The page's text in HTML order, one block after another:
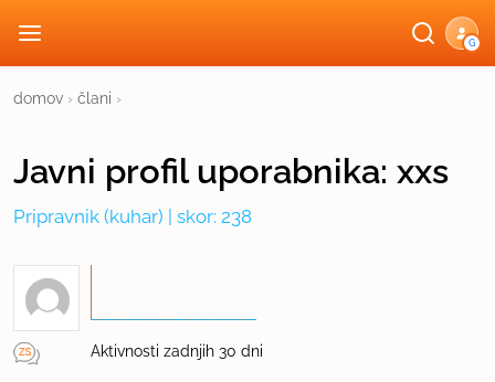
G
domov › člani ›
Javni profiluporabnika: xxs
Pripravnik (kuhar) | skor: 238
Aktivnosti zadnjih 30 dni